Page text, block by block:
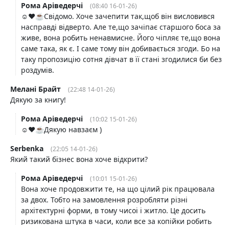
Рома Аріведерчі
(08:40 16-01-26)
☺️❤️☕️Свідомо. Хоче зачепити так,щоб він висловився
насправді відверто. Але те,що зачіпає старшого боса за
живе, вона робить ненавмисне. Його чіпляє те,що вона
саме така, як є. І саме тому він добивається згоди. Бо на
таку пропозицію сотня дівчат в її стані згодилися би без
роздумів.
Мелані Брайт
(22:48 14-01-26)
Дякую за книгу!
Рома Аріведерчі
(10:02 15-01-26)
☺️❤️☕️Дякую навзаєм )
Serbenka
(22:05 14-01-26)
Який такий бізнес вона хоче відкрити?
Рома Аріведерчі
(10:01 15-01-26)
Вона хоче продовжити те, на що цілий рік працювала
за двох. Тобто на замовлення розробляти різні
архітектурні форми, в тому чисоі і житло. Це досить
ризикована штука в часи, коли все за копійки робить